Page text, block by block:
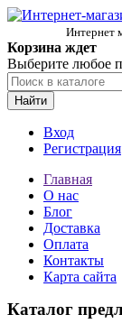
Интернет
Корзина ждет
Выберите любое
Найти
Вход
Регистрация
Главная
О нас
Блог
Доставка
Оплата
Контакты
Карта сайта
Каталог